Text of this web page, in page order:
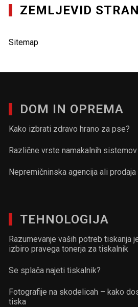
ZEMLJEVID
Sitemap
DOM IN OPREMA
Kako izbrati zdravo hrano za pse?
Različne vrste namakalnih
Nepremičninska agencija ali
TEHNOLOGIJA
Razumevanje vaših potreb tiskanja
izbiro pravega tonerja za tiskalnik
Se splača najeti tiskalnik?
Fotografije na skodelicah – kako
tiska